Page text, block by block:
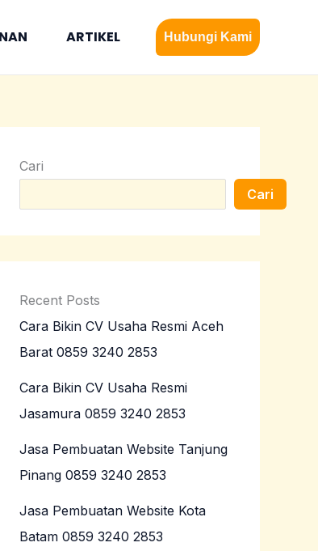
ARTIKEL Hubungi Kami
Cari
Cari
Recent Posts
Cara Bikin CV Usaha Resmi Aceh
Barat 0859 3240 2853
Cara Bikin CV Usaha Resmi
Jasamura 0859 3240 2853
Jasa Pembuatan Website Tanjung
Pinang 0859 3240 2853
Jasa Pembuatan Website Kota
Batam 0859 3240 2853